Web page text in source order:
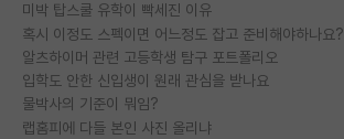
미박 탑스쿨 유학이 빡세진 이유
혹시 이정도 스펙이면 어느정도 잡고 준비해야하나요?
알츠하이머 관련 고등학생 탐구 포트폴리오
입학도 안한 신입생이 원래 관심을 받나요
물박사의 기준이 뭐임?
랩홈피에 다들 본인 사진 올리냐